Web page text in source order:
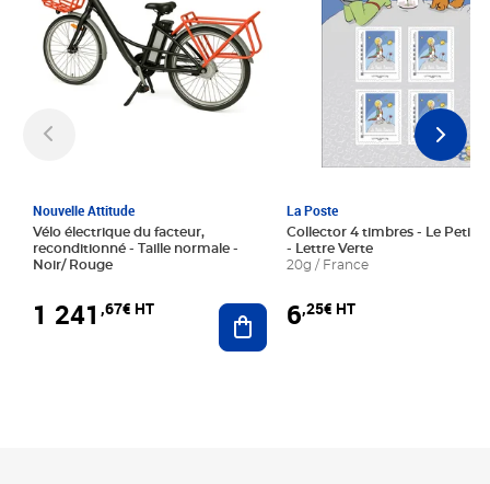
Nouvelle Attitude
Vélo électrique du facteur,
reconditionné - Taille normale -
Noir/ Rouge
1 241 ,67€ HT Ajouter au panier
La Poste
Collector 4 timbres - Le Petit
- Lettre Verte
20g / France
6,25€ HT